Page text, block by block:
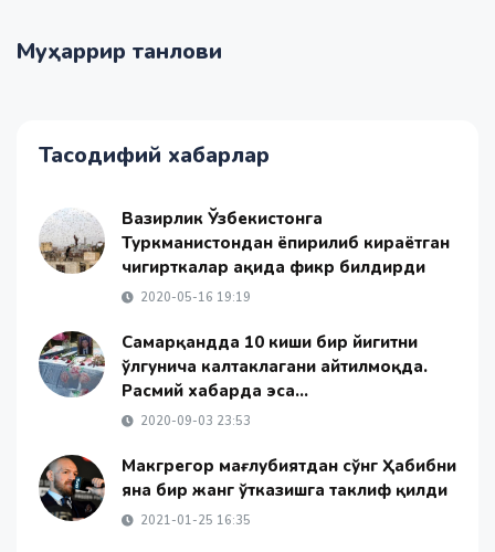
Муҳаррир танлови
Тасодифий хабарлар
Вазирлик Ўзбекистонга
Туркманистондан ёпирилиб кираётган
чигирткалар ҳақида фикр билдирди
2020-05-16 19:19
Самарқандда 10 киши бир йигитни
ўлгунича калтаклагани айтилмоқда.
Расмий хабарда эса...
2020-09-03 23:53
Макгрегор мағлубиятдан сўнг Ҳабибни
яна бир жанг ўтказишга таклиф қилди
2021-01-25 16:35